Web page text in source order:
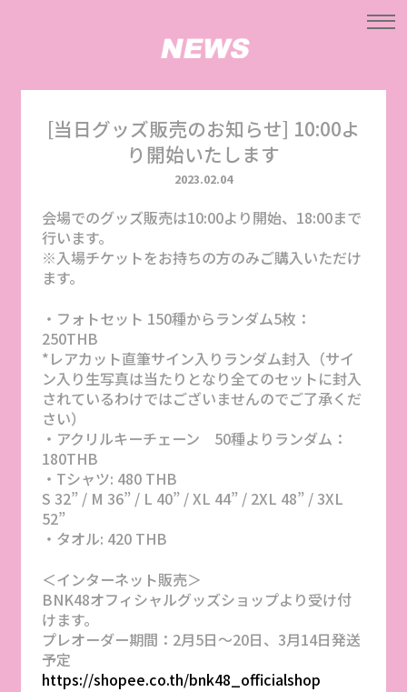
[当日グッズ販売のお知らせ] 10:00よ
り開始いたします
2023.02.04
会場でのグッズ販売は10:00より開始、18:00まで
行います。
※入場チケットをお持ちの方のみご購入いただけ
ます。
・フォトセット 150種からランダム5枚：
250THB
*レアカット直筆サイン入りランダム封入（サイ
ン入り生写真は当たりとなり全てのセットに封入
されているわけではございませんのでご了承くだ
さい）
・アクリルキーチェーン 50種よりランダム：
180THB
・Tシャツ: 480 THB
S 32” / M 36” / L 40” / XL 44” / 2XL 48” / 3XL
52”
・タオル: 420 THB
＜インターネット販売＞
BNK48オフィシャルグッズショップより受け付
けます。
プレオーダー期間：2月5日〜20日、3月14日発送
予定
https://shopee.co.th/bnk48_officialshop